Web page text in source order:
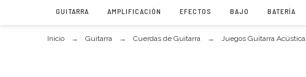
GUITARRA AMPLIFICACIÓN EFECTOS BAJO BATERÍA
Inicio Guitarra Cuerdas de Guitarra Juegos Guitarra Acústica